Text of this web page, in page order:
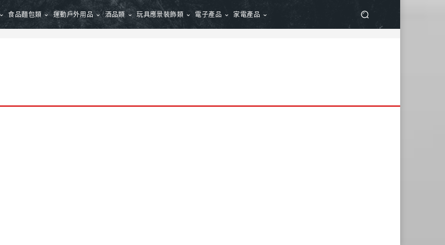
食品麵包類 運動戶外用品 酒品類 玩具應景裝飾類 電子產品 家電產品